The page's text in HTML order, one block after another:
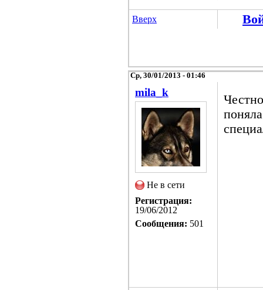
Вверх
Ср, 30/01/2013 - 01:46
mila_k
Не в сети
Регистрация:
19/06/2012
Сообщения: 501